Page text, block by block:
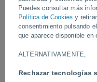
Puedes consultar más
Política de Cookies y
consentimiento pulsando
que aparece disponible en
ALTERNATIVAMENTE,
Rechazar tecnologías
incidencias.
Vídeos